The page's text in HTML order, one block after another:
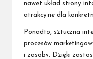
nawet układ strony
atrakcyjne dla
Ponadto, sztuczna
procesów
i zasoby. Dzięki